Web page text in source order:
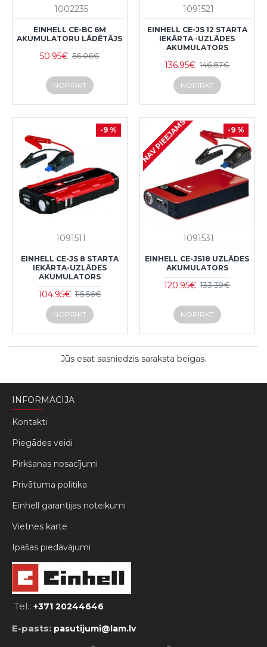
1002235
EINHELL CE-BC 6M
AKUMULATORU LĀDĒTĀJS
50.95€ 56.06€
NOPIRKT
1091521
EINHELL CE-JS 12 STARTA
IEKĀRTA -UZLĀDES
AKUMULATORS
136.95€ 146.87€
NOPIRKT
-9 %
1091511
EINHELL CE-JS 8 STARTA
IEKĀRTA-UZLĀDES
AKUMULATORS
104.95€ 115.56€
NOPIRKT
-9 %
NAV PIEEJAMS
1091531
EINHELL CE-JS18 UZLĀDES
AKUMULATORS
120.95€ 133.39€
NOPIRKT
Jūs esat sasniedzis saraksta beigas.
INFORMĀCIJA
Kontakti
Piegādes veidi
Pirkšanas nosacījumi
Privātuma politika
Einhell garantijas noteikumi
Vietnes karte
Ipašas piedāvājumi
Tel.: +371 20244646
E-pasts: pasutijumi@lam.lv